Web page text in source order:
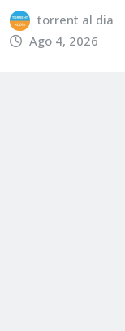
torrent al dia
Ago 4, 2026